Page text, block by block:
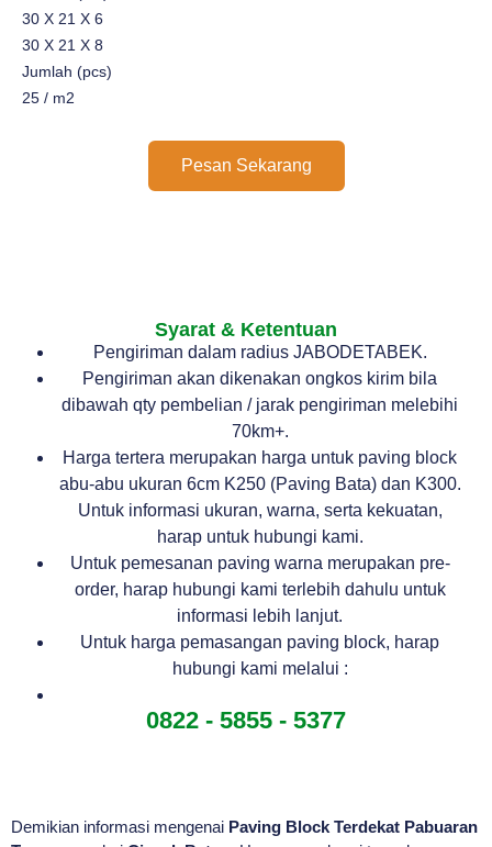
30 X 21 X 6
30 X 21 X 8
Jumlah (pcs)
25 / m2
Pesan Sekarang
Syarat & Ketentuan
Pengiriman dalam radius JABODETABEK.
Pengiriman akan dikenakan ongkos kirim bila
dibawah qty pembelian / jarak pengiriman melebihi
70km+.
Harga tertera merupakan harga untuk paving block
abu-abu ukuran 6cm K250 (Paving Bata) dan K300.
Untuk informasi ukuran, warna, serta kekuatan,
harap untuk hubungi kami.
Untuk pemesanan paving warna merupakan pre-
order, harap hubungi kami terlebih dahulu untuk
informasi lebih lanjut.
Untuk harga pemasangan paving block, harap
hubungi kami melalui :
0822 - 5855 - 5377
Demikian informasi mengenai Paving Block Terdekat Pabuaran